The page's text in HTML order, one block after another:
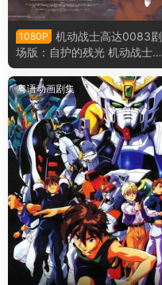
1080P
机动战士高达0083剧
场版：自护的残光 机动战士高
达0083剧场版：吉翁的残光
粤语版
粤语动画剧集